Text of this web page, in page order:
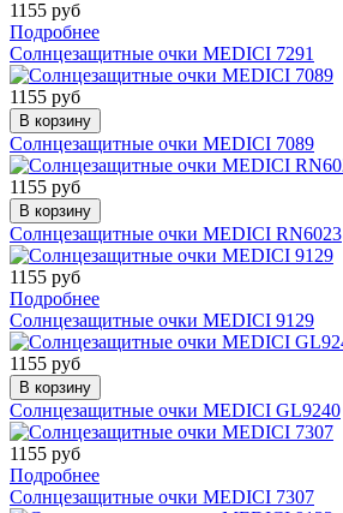
1155 руб
Подробнее
Солнцезащитные очки MEDICI 7291
1155 руб
В корзину
Солнцезащитные очки MEDICI 7089
1155 руб
В корзину
Солнцезащитные очки MEDICI RN6023
1155 руб
Подробнее
Солнцезащитные очки MEDICI 9129
1155 руб
В корзину
Солнцезащитные очки MEDICI GL9240
1155 руб
Подробнее
Солнцезащитные очки MEDICI 7307